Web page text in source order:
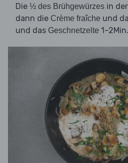
Die ½ des Brühgewürzes in der
dann die Crème fraîche und
und das Geschnetzelte